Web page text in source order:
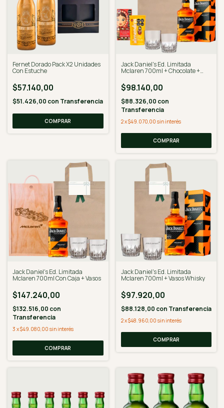
Fernet Dorado Pack X2 Unidades
Con Estuche
$57.140,00
$51.426,00 con Transferencia
Jack Daniel's Ed. Limitada
Mclaren 700ml + Chocolate +
$98.140,00
$88.326,00 con
Transferencia
2x$49.070,00 sin interés
Jack Daniel's Ed. Limitada
Mclaren 700ml Con Caja + Vasos
$147.240,00
$132.516,00 con
Transferencia
3 x$49.080,00 sin interés
Jack Daniel's Ed. Limitada
Mclaren 700ml + Vasos Whisky
$97.920,00
$88.128,00 con Transferencia
2x$48.960,00 sin interés